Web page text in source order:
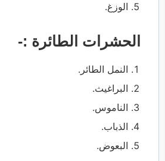
الوزغ.
الحشرات الطائرة :-
النمل الطائر.
البراغيث.
الناموس.
الذباب.
البعوض.